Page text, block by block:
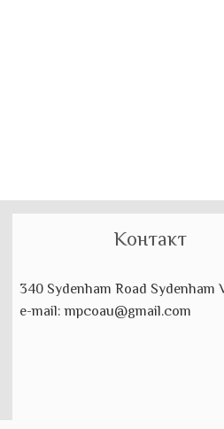
Контакт
340 Sydenham Road Sydenham
e-mail: mpcoau@gmail.com